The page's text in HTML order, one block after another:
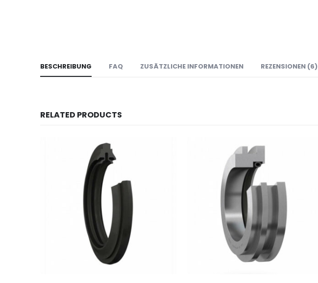
BESCHREIBUNG FAQ ZUSÄTZLICHE INFORMATIONEN REZENSIONEN (6)
RELATED PRODUCTS